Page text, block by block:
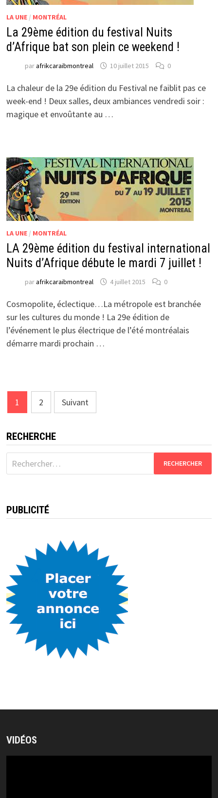
LA UNE/ MONTRÉAL
La 29ème édition du festival Nuits
d’Afrique bat son plein ce weekend !
parafrikcaraibmontreal 10 juillet 2015 0
La chaleur de la 29e édition du Festival ne faiblit pas ce
week-end ! Deux salles, deux ambiances vendredi soir :
magique et envoûtante au …
LA UNE/ MONTRÉAL
LA 29ème édition du festival international
Nuits d’Afrique débute le mardi 7 juillet !
parafrikcaraibmontreal 4 juillet 2015 0
Cosmopolite, éclectique…La métropole est branchée
sur les cultures du monde ! La 29e édition de
l’événement le plus électrique de l’été montréalais
démarre mardi prochain …
Pagination
des
publications
1 2 Suivant
RECHERCHE
Rechercher :
PUBLICITÉ
VIDÉOS